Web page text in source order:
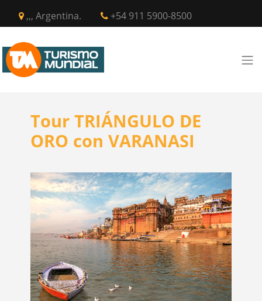
,,, Argentina. +54 911 5900-8500
Tour TRIÁNGULO DE
ORO con VARANASI